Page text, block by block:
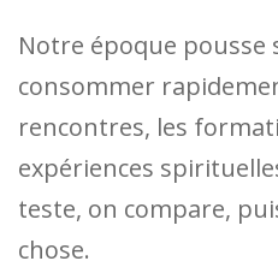
Notre époque pousse
consommer
rencontres, les
expériences
teste, on compare,
chose.